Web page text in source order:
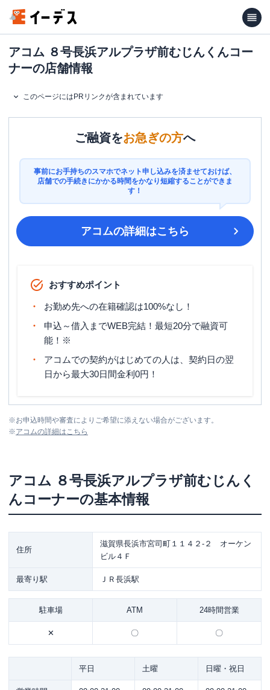
アコム ８号長浜アルプラザ前むじんくんコー
ナーの店舗情報
このページにはPRリンクが含まれています
ご融資をお急ぎの方へ
事前にお手持ちのスマホでネット申し込みを済ませておけば、
店舗での手続きにかかる時間をかなり短縮することができま
す！
アコムの詳細はこちら
おすすめポイント
お勤め先への在籍確認は100%なし！
申込～借入までWEB完結！最短20分で融資可
能！※
アコムでの契約がはじめての人は、契約日の翌
日から最大30日間金利0円！
※お申込時間や審査によりご希望に添えない場合がございます。
※アコムの詳細はこちら
アコム ８号長浜アルプラザ前むじんく
んコーナーの基本情報
住所
滋賀県長浜市宮司町１１４２-２ オーケン
ビル４Ｆ
最寄り駅 ＪＲ長浜駅
駐車場 ATM 24時間営業
✕ 〇 〇
平日 土曜 日曜・祝日